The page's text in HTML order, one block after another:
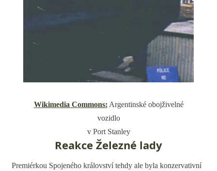
Wikimedia Commons: Argentinské obojživelné
vozidlo
v Port Stanley
Reakce Železné lady
Premiérkou Spojeného království tehdy ale byla konzervativní